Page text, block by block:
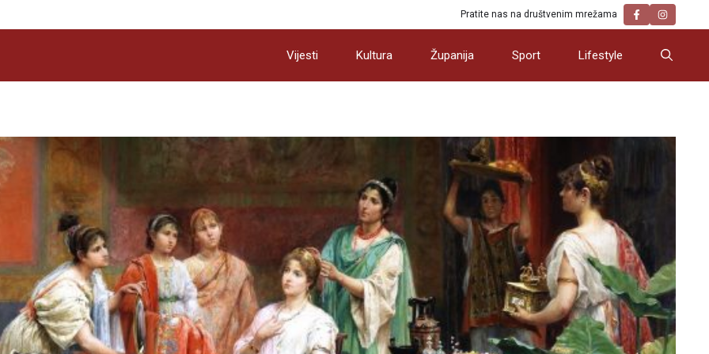
Pratite nas na društvenim mrežama
Vijesti Kultura Županija Sport Lifestyle